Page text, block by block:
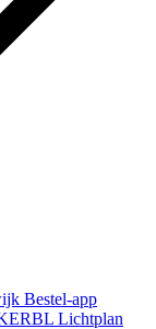
Bestel-app
Lichtplan